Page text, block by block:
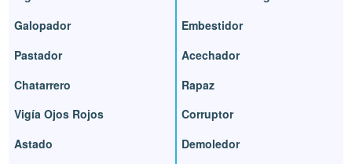
Galopador
Pastador
Chatarrero
Vigía Ojos Rojos
Astado
Embestidor
Acechador
Rapaz
Corruptor
Demoledor